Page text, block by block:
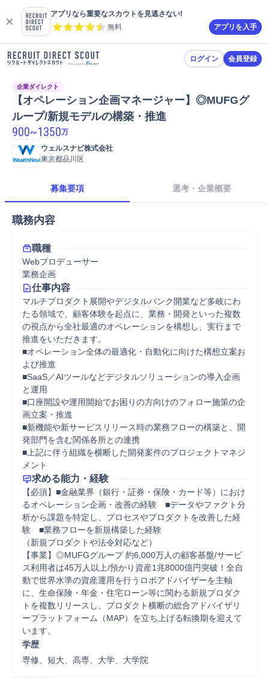
アプリなら重要なスカウトを見逃さない!
無料
アプリを入手
ログイン 会員登録
企業ダイレクト
【オペレーション企画マネージャー】◎MUFGグ
ループ/新規モデルの構築・推進
900~1350万
ウェルスナビ株式会社
東京都品川区
募集要項 選考・企業概要
職務内容
職種
Webプロデューサー
業務企画
仕事内容
マルチプロダクト展開やデジタルバンク開業など多岐にわ
たる領域で、顧客体験を起点に、業務・開発といった複数
の視点から全社最適のオペレーションを構想し、実行まで
推進をいただきます。
■オペレーション全体の最適化・自動化に向けた構想立案お
よび推進
■SaaS／AIツールなどデジタルソリューションの導入企画
と運用
■口座開設や運用開始でお困りの方向けのフォロー施策の企
画立案・推進
■新機能や新サービスリリース時の業務フローの構築と、開
発部門を含む関係各所との連携
■上記に伴う組織を横断した開発案件のプロジェクトマネジ
メント
求める能力・経験
【必須】■金融業界（銀行・証券・保険・カード等）におけ
るオペレーション企画・改善の経験　■データやファクト分
析から課題を特定し、プロセスやプロダクトを改善した経
験　■業務フローを新規構築した経験
（新規プロダクトや法令対応など）
【事業】◎MUFGグループ 約6,000万人の顧客基盤/サービ
ス利用者は45万人以上/預かり資産1兆8000億円突破！全自
動で世界水準の資産運用を行うロボアドバイザーを主軸
に、生命保険・年金・住宅ローン等に関わる新規プロダク
トを複数リリースし、プロダクト横断の総合アドバイザリ
ープラットフォーム（MAP）を立ち上げる転換期を迎えて
います。
学歴
専修、短大、高専、大学、大学院